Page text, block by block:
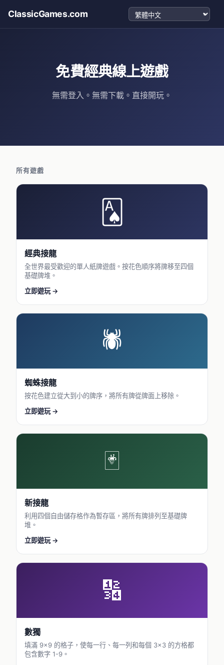
ClassicGames.com 選擇語言
免費經典線上遊戲
無需登入。無需下載。直接開玩。
所有遊戲
🂡
經典接龍
全世界最受歡迎的單人紙牌遊戲。按花色順序將牌移至四個
基礎牌堆。
立即遊玩 →
🕷
蜘蛛接龍
按花色建立從大到小的牌序，將所有牌從牌面上移除。
立即遊玩 →
🃏
新接龍
利用四個自由儲存格作為暫存區，將所有牌排列至基礎牌
堆。
立即遊玩 →
🔢
數獨
填滿 9×9 的格子，使每一行、每一列和每個 3×3 的方格都
包含數字 1-9。